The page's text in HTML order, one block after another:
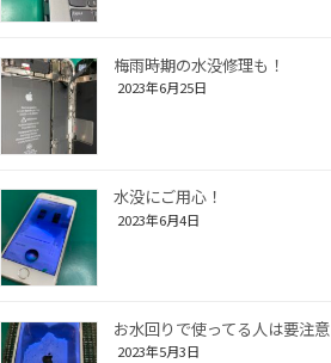
梅雨時期の水没修理も！
2023年6月25日
水没にご用心！
2023年6月4日
お水回りで使ってる人は要注意
2023年5月3日